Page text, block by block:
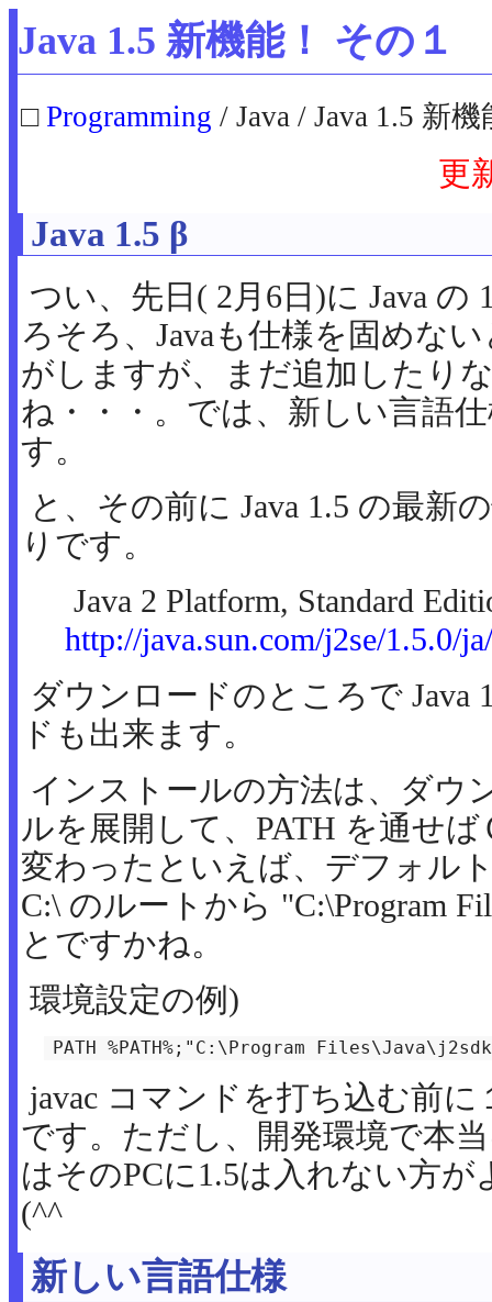
Java 1.5 新機能！ その１
□ Programming / Java / Java 1.5 新
更
Java 1.5 β
つい、先日( 2月6日)に Java の
ろそろ、Javaも仕様を固めな
がしますが、まだ追加したり
ね・・・。では、新しい言語
す。
と、その前に Java 1.5 の最新
りです。
Java 2 Platform, Standard
http://java.sun.com/j2se/1.5.0/
ダウンロードのところで Java
ドも出来ます。
インストールの方法は、ダウ
ルを展開して、PATH を通せ
変わったといえば、デフォル
C:\ のルートから "C:\Program
とですかね。
環境設定の例)
PATH %PATH%;"C:\Program
javac コマンドを打ち込む前
です。ただし、開発環境で本
はそのPCに1.5は入れない方
(^^ゞ
新しい言語仕様